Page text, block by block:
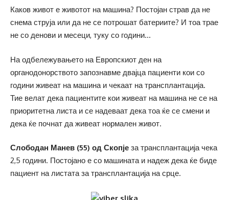
Каков живот е животот на машина? Постојан страв да не
снема струја или да не се потрошат батериите? И тоа трае
не со денови и месеци, туку со години…
На одбележувањето на Европскиот ден на
органодонорството запознавме двајца пациенти кои со
години живеат на машина и чекаат на трансплантација.
Тие велат дека пациентите кои живеат на машина не се на
приоритетна листа и се надеваат дека тоа ќе се смени и
дека ќе почнат да живеат нормален живот.
Слободан Манев (55) од Скопје за трансплантација чека
2,5 години. Постојано е со машината и надеж дека ќе биде
пациент на листата за трансплантација на срце.